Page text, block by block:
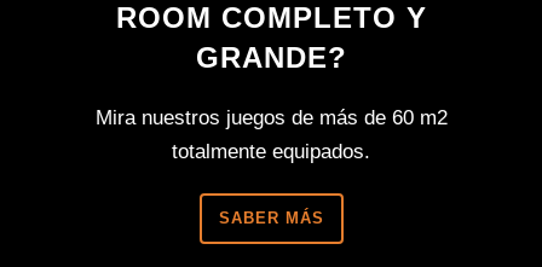
ROOM COMPLETO Y
GRANDE?
Mira nuestros juegos de más de 60 m2
totalmente equipados.
SABER MÁS